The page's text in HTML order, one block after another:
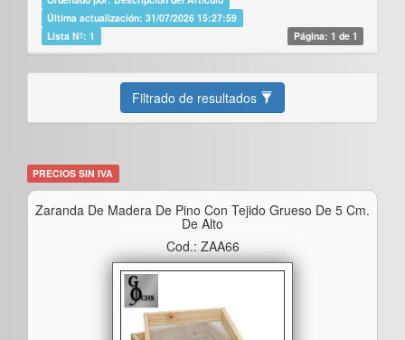
Última actualización: 31/07/2026 15:27:59
Lista Nº: 1
Página: 1 de 1
Filtrado de resultados
PRECIOS SIN IVA
Zaranda De Madera De Pino Con Tejido Grueso De 5 Cm.
De Alto
Cod.: ZAA66